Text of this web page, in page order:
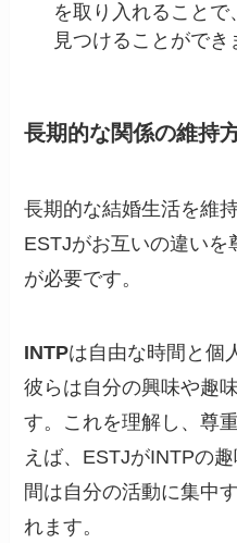
を取り入れること
見つけることができ
長期的な関係の維持
長期的な結婚生活を維
ESTJがお互いの違いを
が必要です。
INTPは自由な時間と個
彼らは自分の興味や趣
す。これを理解し、尊
えば、ESTJがINTPの
間は自分の活動に集中
れます。